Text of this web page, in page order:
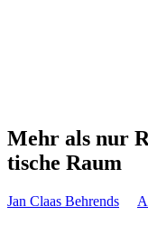
Mehr als nur
tische Raum
Jan Claas Behrends